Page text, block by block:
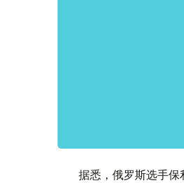
据悉，俄罗斯选手